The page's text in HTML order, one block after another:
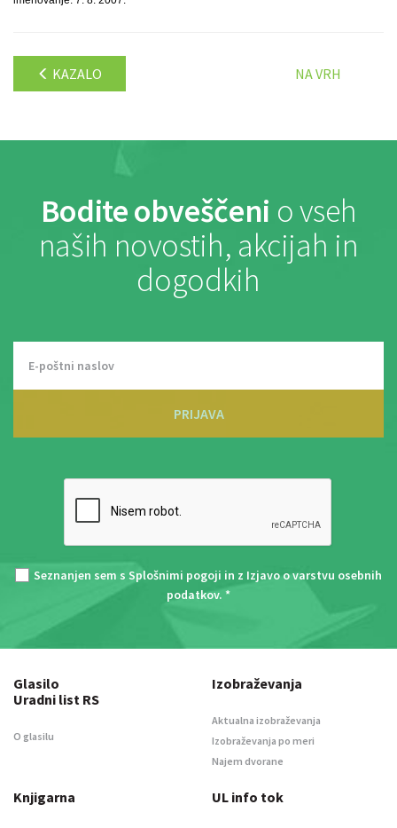
KAZALO NA VRH
Bodite obveščeni o vseh
naših novostih, akcijah in
dogodkih
PRIJAVA
Seznanjen sem s Splošnimi pogoji in z Izjavo o varstvu osebnih
podatkov. *
Glasilo
Uradni list RS
O glasilu
Izobraževanja
Aktualna izobraževanja
Izobraževanja po meri
Najem dvorane
Knjigarna UL info tok